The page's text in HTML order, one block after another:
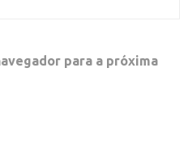
para a próxima